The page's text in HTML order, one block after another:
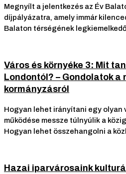
Megnyílt a jelentkezés az Év
díjpályázatra, amely immár
Balaton térségének
Város és környéke 3: Mit
Londontól? – Gondolatok a
kormányzásról
Hogyan lehet irányítani egy olyan
működése messze túlnyúlik a
Hogyan lehet összehangolni a
Hazai iparvárosaink